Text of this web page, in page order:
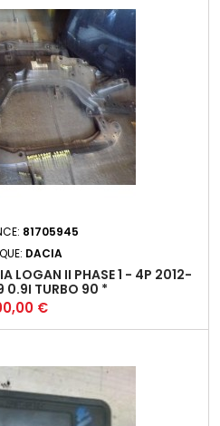
81705945
DACIA
LOGAN II PHASE 1 - 4P 2012-
TURBO 90 *
€